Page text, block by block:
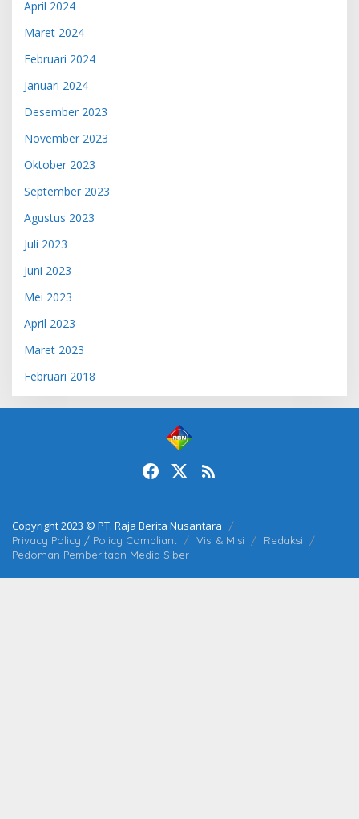
April 2024
Maret 2024
Februari 2024
Januari 2024
Desember 2023
November 2023
Oktober 2023
September 2023
Agustus 2023
Juli 2023
Juni 2023
Mei 2023
April 2023
Maret 2023
Februari 2018
Copyright 2023 © PT. Raja Berita Nusantara
Privacy Policy / Policy Compliant Visi & Misi
Redaksi
Pedoman Pemberitaan Media Siber